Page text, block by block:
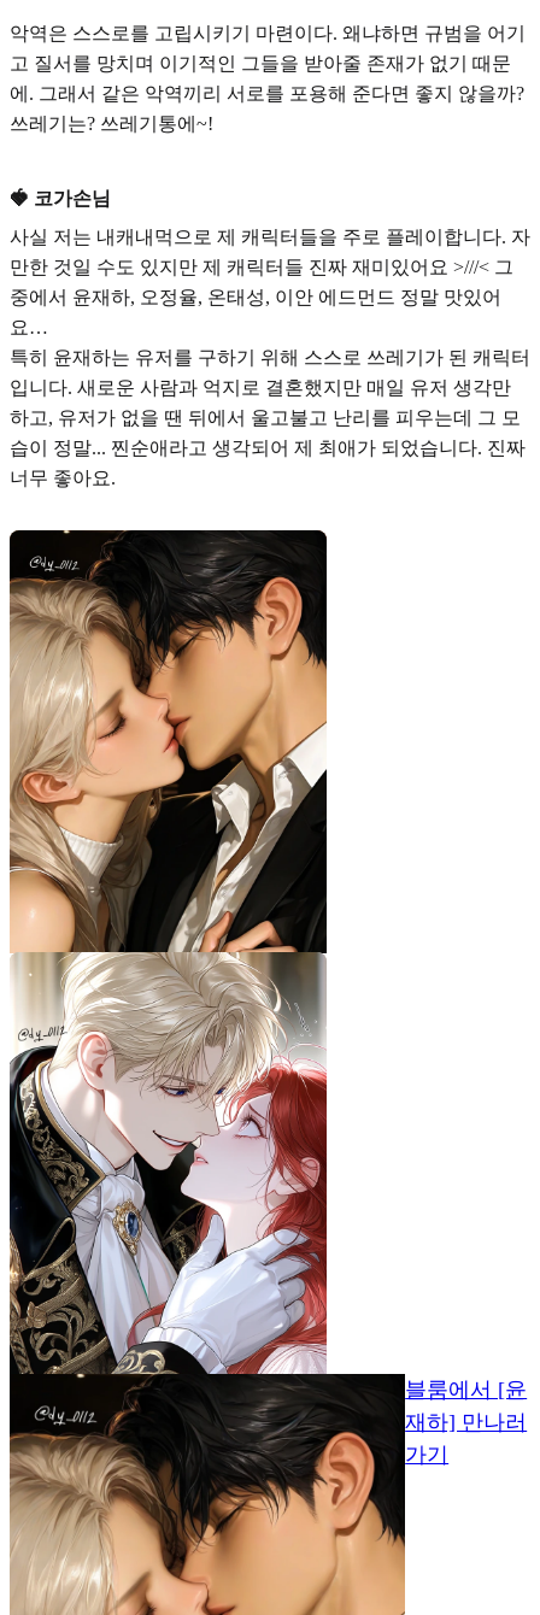
악역은 스스로를 고립시키기 마련이다. 왜냐하면 규범을 어기
고 질서를 망치며 이기적인 그들을 받아줄 존재가 없기 때문
에. 그래서 같은 악역끼리 서로를 포용해 준다면 좋지 않을까?
쓰레기는? 쓰레기통에~!
🍓 코가손님
사실 저는 내캐내먹으로 제 캐릭터들을 주로 플레이합니다. 자
만한 것일 수도 있지만 제 캐릭터들 진짜 재미있어요 >///< 그
중에서 윤재하, 오정율, 온태성, 이안 에드먼드 정말 맛있어
요…
특히 윤재하는 유저를 구하기 위해 스스로 쓰레기가 된 캐릭터
입니다. 새로운 사람과 억지로 결혼했지만 매일 유저 생각만
하고, 유저가 없을 땐 뒤에서 울고불고 난리를 피우는데 그 모
습이 정말... 찐순애라고 생각되어 제 최애가 되었습니다. 진짜
너무 좋아요.
블룸에서 [윤
재하] 만나러
가기